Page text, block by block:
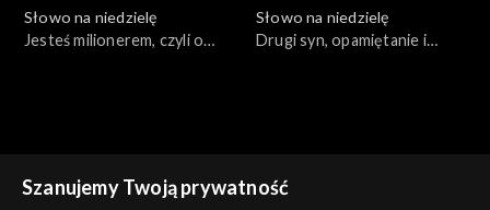
Słowo na niedzielę
Jesteś milionerem, czyli o
Słowo na niedzielę
Drugi syn, opamiętanie i
Szanujemy Twoją prywatność